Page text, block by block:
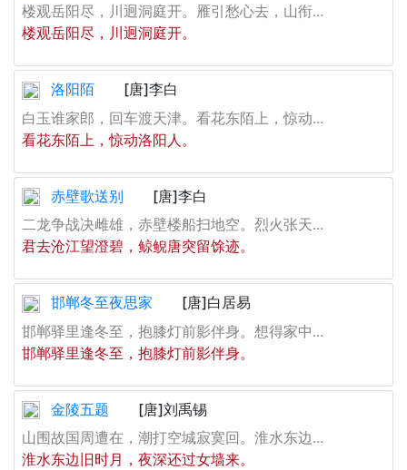
楼观岳阳尽，川迥洞庭开。雁引愁心去，山衔...
楼观岳阳尽，川迥洞庭开。
洛阳陌
[唐]李白
白玉谁家郎，回车渡天津。看花东陌上，惊动...
看花东陌上，惊动洛阳人。
赤壁歌送别
[唐]李白
二龙争战决雌雄，赤壁楼船扫地空。烈火张天...
君去沧江望澄碧，鲸鲵唐突留馀迹。
邯郸冬至夜思家
[唐]白居易
邯郸驿里逢冬至，抱膝灯前影伴身。想得家中...
邯郸驿里逢冬至，抱膝灯前影伴身。
金陵五题
[唐]刘禹锡
山围故国周遭在，潮打空城寂寞回。淮水东边...
淮水东边旧时月，夜深还过女墙来。